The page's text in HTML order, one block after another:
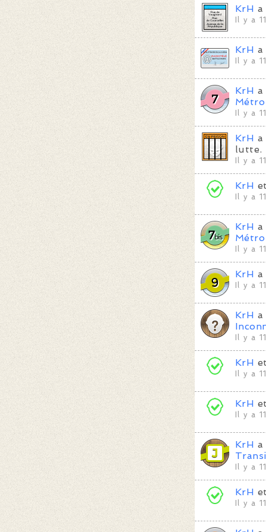
KrH a
Il y a
KrH a
Il y a
KrH a
Il y a
KrH a
lutte.
Il y a
KrH
Il y a
KrH a
Il y a
KrH a
Il y a
KrH a
Il y a
KrH
Il y a
KrH
Il y a
KrH a
Il y a
KrH
Il y a